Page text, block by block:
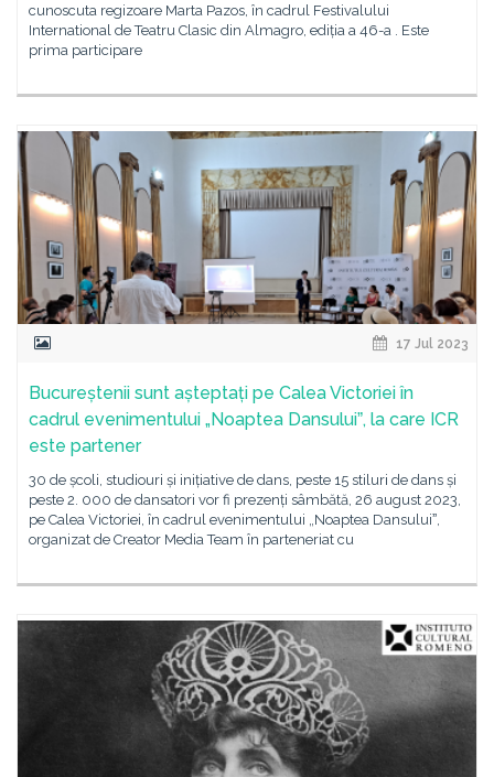
cunoscuta regizoare Marta Pazos, în cadrul Festivalului
International de Teatru Clasic din Almagro, ediția a 46-a . Este
prima participare
17 Jul 2023
Bucureștenii sunt așteptați pe Calea Victoriei în
cadrul evenimentului „Noaptea Dansuluiˮ, la care ICR
este partener
30 de școli, studiouri și inițiative de dans, peste 15 stiluri de dans și
peste 2. 000 de dansatori vor fi prezenți sâmbătă, 26 august 2023,
pe Calea Victoriei, în cadrul evenimentului „Noaptea Dansuluiˮ,
organizat de Creator Media Team în parteneriat cu